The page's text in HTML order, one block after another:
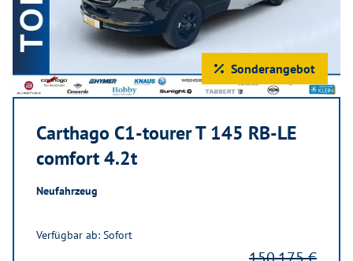
Sonderangebot
Carthago C1-tourer T 145 RB-LE
comfort 4.2t
Neufahrzeug
Verfügbar ab: Sofort